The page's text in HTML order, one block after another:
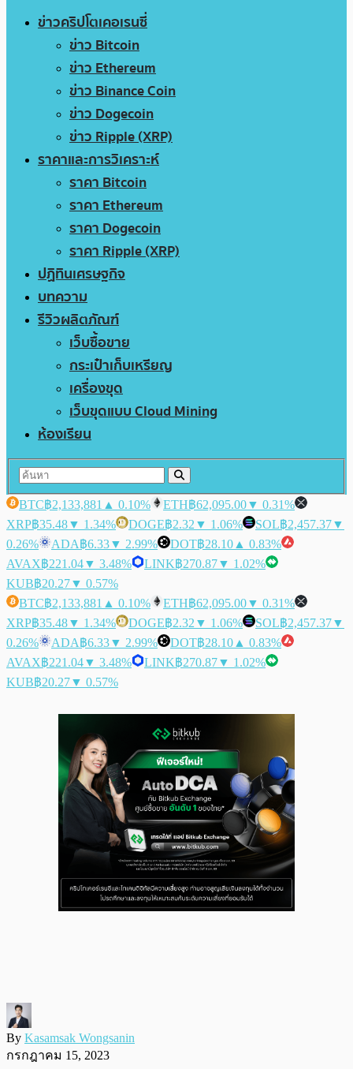
ข่าวคริปโตเคอเรนซี่
ข่าว Bitcoin
ข่าว Ethereum
ข่าว Binance Coin
ข่าว Dogecoin
ข่าว Ripple (XRP)
ราคาและการวิเคราะห์
ราคา Bitcoin
ราคา Ethereum
ราคา Dogecoin
ราคา Ripple (XRP)
ปฏิทินเศรษฐกิจ
บทความ
รีวิวผลิตภัณฑ์
เว็บซื้อขาย
กระเป๋าเก็บเหรียญ
เครื่องขุด
เว็บขุดแบบ Cloud Mining
ห้องเรียน
BTC฿2,133,881 ▲ 0.10% ETH฿62,095.00▼ 0.31%
XRP฿35.48▼ 1.34% DOGE฿2.32 ▼ 1.06% SOL฿2,457.37▼
0.26%
ADA฿6.33▼ 2.99% DOT฿28.10 ▲ 0.83%
AVAX฿221.04▼ 3.48% LINK฿270.87▼ 1.02%
KUB฿20.27▼ 0.57%
BTC฿2,133,881 ▲ 0.10% ETH฿62,095.00▼ 0.31%
XRP฿35.48▼ 1.34% DOGE฿2.32 ▼ 1.06% SOL฿2,457.37▼
0.26%
ADA฿6.33▼ 2.99% DOT฿28.10 ▲ 0.83%
AVAX฿221.04▼ 3.48% LINK฿270.87▼ 1.02%
KUB฿20.27▼ 0.57%
By Kasamsak Wongsanin
กรกฎาคม 15, 2023